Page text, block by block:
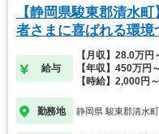
【静岡県駿東郡清水
者さまに喜ばれる環境
給与
【月収】28.0万
【年収】450万円
【時給】2,000円
勤務地 静岡県 駿東郡清水町